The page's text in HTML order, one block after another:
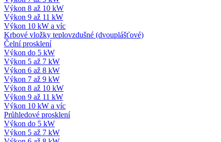
Výkon 8 až 10 kW
Výkon 9 až 11 kW
Výkon 10 kW a víc
Krbové vložky teplovzdušné (dvouplášťové)
Čelní prosklení
Výkon do 5 kW
Výkon 5 až 7 kW
Výkon 6 až 8 kW
Výkon 7 až 9 kW
Výkon 8 až 10 kW
Výkon 9 až 11 kW
Výkon 10 kW a víc
Průhledové prosklení
Výkon do 5 kW
Výkon 5 až 7 kW